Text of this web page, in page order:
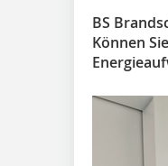
BS
Können